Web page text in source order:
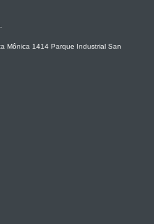
Mônica 1414 Parque Industrial San